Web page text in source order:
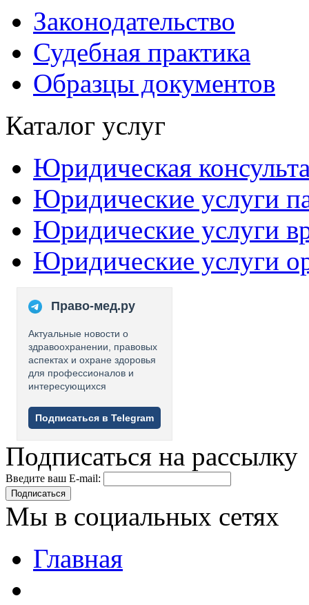
Законодательство
Судебная практика
Образцы документов
Каталог услуг
Юридическая
Юридические услуги
Юридические услуги
Юридические услуги
Право-мед.ру
Актуальные новости о
здравоохранении, правовых
аспектах и охране здоровья
для профессионалов и
интересующихся
Подписаться в Telegram
Подписаться на рассылку
Введите ваш E-mail:
Подписаться
Мы в социальных сетях
Главная